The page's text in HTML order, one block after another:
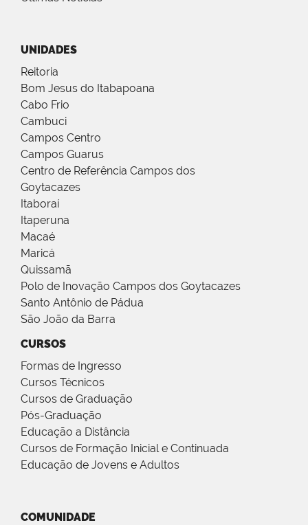
UNIDADES
Reitoria
Bom Jesus do Itabapoana
Cabo Frio
Cambuci
Campos Centro
Campos Guarus
Centro de Referência Campos dos
Goytacazes
Itaboraí
Itaperuna
Macaé
Maricá
Quissamã
Polo de Inovação Campos dos Goytacazes
Santo Antônio de Pádua
São João da Barra
CURSOS
Formas de Ingresso
Cursos Técnicos
Cursos de Graduação
Pós-Graduação
Educação a Distância
Cursos de Formação Inicial e Continuada
Educação de Jovens e Adultos
COMUNIDADE